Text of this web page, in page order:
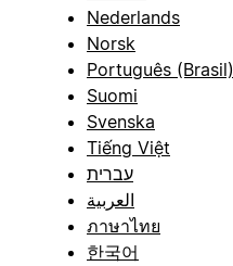
Nederlands
Norsk
Português (Brasil)
Suomi
Svenska
Tiếng Việt
עברית
العربية
ภาษาไทย
한국어